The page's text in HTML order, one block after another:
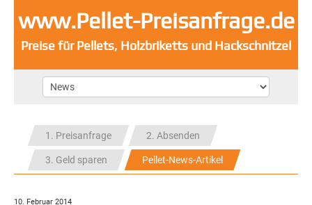
www.Pellet-Preisanfrage.de
Preise für Pellets, Holzbriketts und Hackschnitzel
1. Preisanfrage 2. Absenden
3. Geld sparen Pellet-News-Artikel
10. Februar 2014